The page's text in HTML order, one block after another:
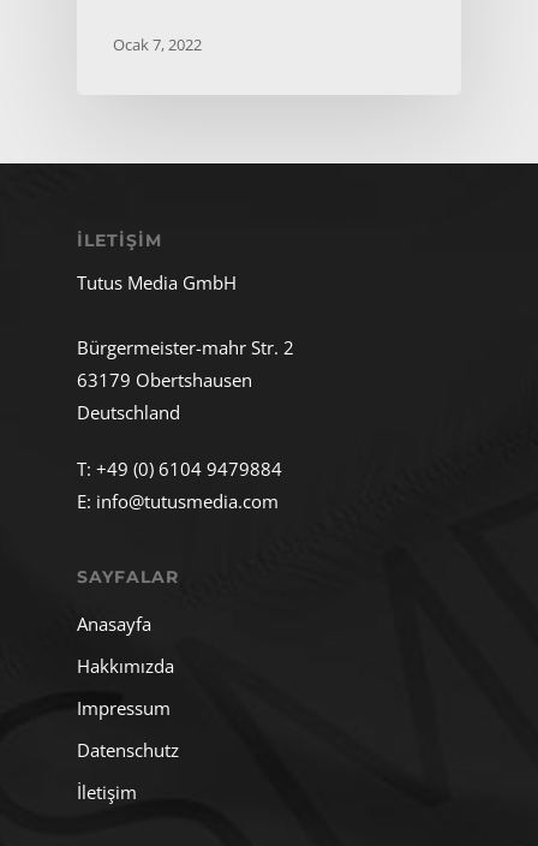
Ocak 7, 2022
İLETIŞIM
Tutus Media GmbH
Bürgermeister-mahr Str. 2
63179 Obertshausen
Deutschland
T: +49 (0) 6104 9479884
E: info@tutusmedia.com
SAYFALAR
Anasayfa
Hakkımızda
Impressum
Datenschutz
İletişim